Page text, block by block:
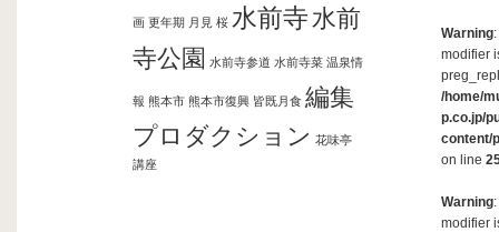
画 更年期 月見 桜 水前寺水前
寺公園 水前寺参道 水前寺菜 温泉情
報 熊本市 熊本市復興 皆既月食 編集
プロダクション 花味亭
講座
Warning
modifier
/home/
p.co.jp/
content/
on line
Warning
modifier